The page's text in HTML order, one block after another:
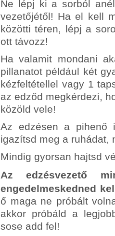
Ne lépj ki a sorból
vezetőjétől! Ha el kell
közötti téren, lépj a
ott távozz!
Ha valamit mondani
pillanatot például két
kézfeltétellel vagy 1
az edződ megkérdezi,
közöld vele!
Az edzésen a pihenő
igazítsd meg a ruhádat,
Mindig gyorsan hajtsd
Az edzésvezető
engedelmeskedned
ő maga ne próbált
akkor próbáld a
sose add fel!